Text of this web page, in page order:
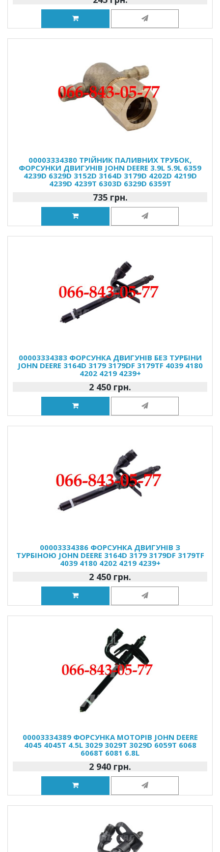
00003334380 ТРІЙНИК ПАЛИВНИХ ТРУБОК,
ФОРСУНКИ ДВИГУНІВ JOHN DEERE 3.9L 5.9L 6359
4239D 6329D 3152D 3164D 3179D 4202D 4219D
4239D 4239T 6303D 6329D 6359T
735 грн.
00003334383 ФОРСУНКА ДВИГУНІВ БЕЗ ТУРБІНИ
JOHN DEERE 3164D 3179 3179DF 3179TF 4039 4180
4202 4219 4239+
2 450 грн.
00003334386 ФОРСУНКА ДВИГУНІВ З
ТУРБІНОЮ JOHN DEERE 3164D 3179 3179DF 3179TF
4039 4180 4202 4219 4239+
2 450 грн.
00003334389 ФОРСУНКА МОТОРІВ JOHN DEERE
4045 4045T 4.5L 3029 3029T 3029D 6059T 6068
6068T 6081 6.8L
2 940 грн.